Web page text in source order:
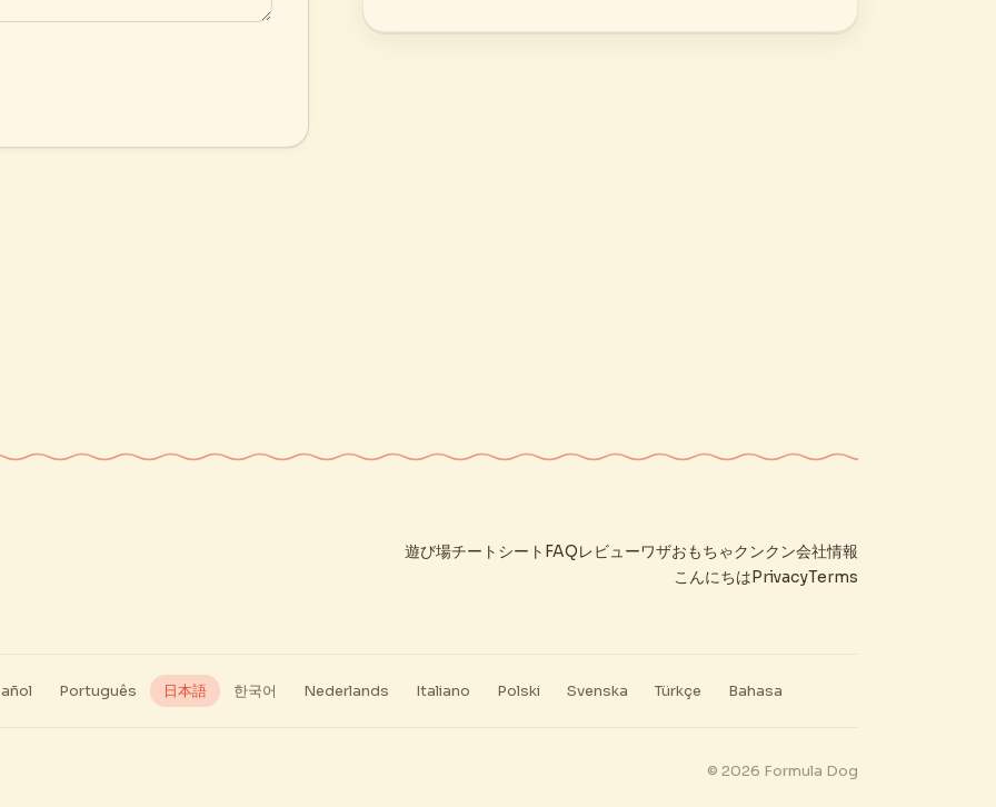
遊び場チートシート FAQレビューワザおもちゃクンクン会社情報
こんにちはPrivacyTerms
Português 日本語 한국어 Nederlands Italiano Polski Svenska Türkçe Bahasa
© 2026 Formula Dog